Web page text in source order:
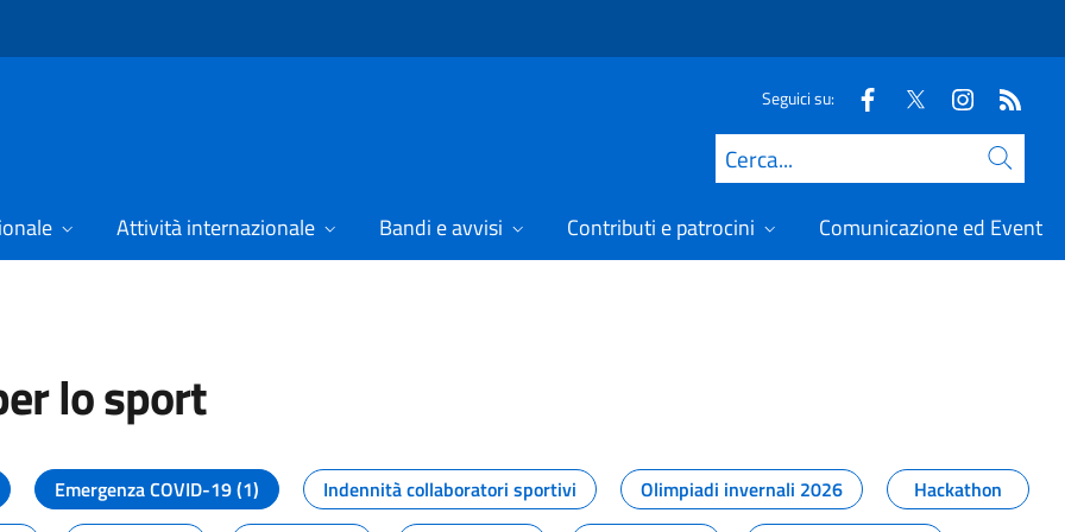
Seguici su:
Cerca
Attività internazionale Bandi e avvisi Contributi e patrocini Comunicazione ed Eventi
lo sport
dal Dipartimento per lo sport
Emergenza COVID-19 (1) Indennità collaboratori sportivi Olimpiadi invernali 2026
Hackathon